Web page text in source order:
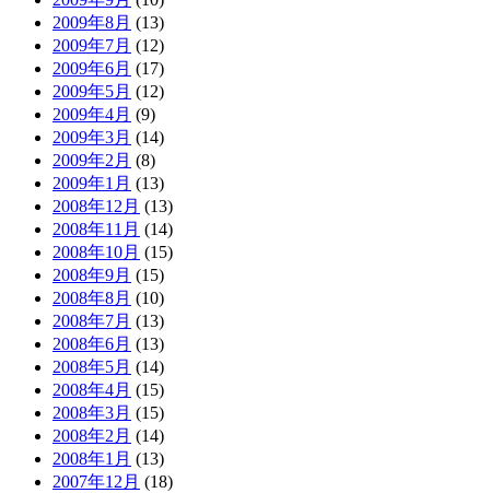
2009年8月 (13)
2009年7月 (12)
2009年6月 (17)
2009年5月 (12)
2009年4月 (9)
2009年3月 (14)
2009年2月 (8)
2009年1月 (13)
2008年12月 (13)
2008年11月 (14)
2008年10月 (15)
2008年9月 (15)
2008年8月 (10)
2008年7月 (13)
2008年6月 (13)
2008年5月 (14)
2008年4月 (15)
2008年3月 (15)
2008年2月 (14)
2008年1月 (13)
2007年12月 (18)